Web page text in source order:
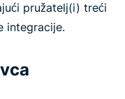
pružatelj(i) treći
integracije.